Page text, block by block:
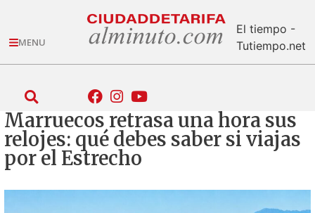
MENU
El tiempo -
Tutiempo.net
Marruecos retrasa una hora sus
relojes: qué debes saber si viajas
por el Estrecho